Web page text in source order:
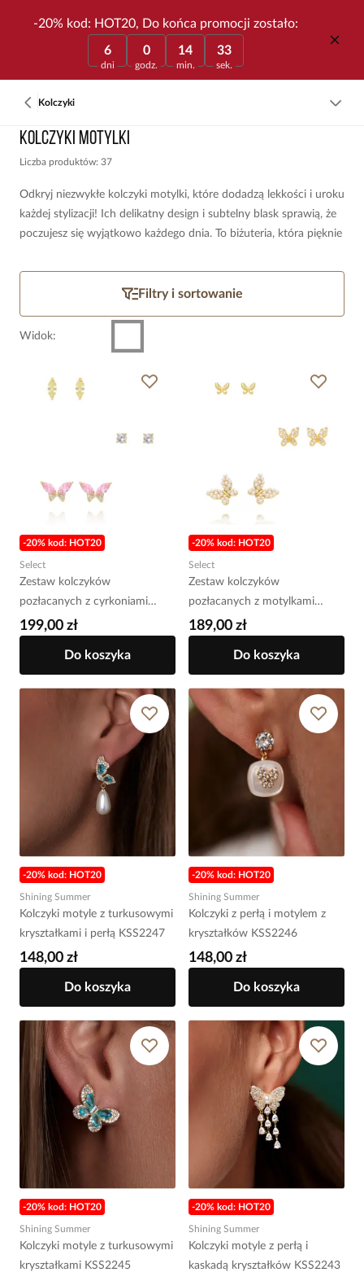
-20% kod: HOT20, Do końca promocji zostało:
6
dni
0
godz.
14
min.
33
sek.
Kolczyki
Kolczyki motylki
Liczba produktów: 37
Odkryj niezwykłe kolczyki motylki, które dodadzą lekkości i uroku
każdej stylizacji! Ich delikatny design i subtelny blask sprawią, że
poczujesz się wyjątkowo każdego dnia. To biżuteria, która pięknie
kolekcję i znajdź model idealny dla siebie.
Filtry i sortowanie
Widok:
-20% kod: HOT20
Select
Zestaw kolczyków
pozłacanych z cyrkoniami
KLT0040
199,00 zł
Do koszyka
-20% kod: HOT20
Select
Zestaw kolczyków
pozłacanych z motylkami
KLT0022
189,00 zł
Do koszyka
-20% kod: HOT20
Shining Summer
Kolczyki motyle z turkusowymi
kryształkami i perłą KSS2247
148,00 zł
Do koszyka
-20% kod: HOT20
Shining Summer
Kolczyki z perłą i motylem z
kryształków KSS2246
148,00 zł
Do koszyka
-20% kod: HOT20
Shining Summer
Kolczyki motyle z turkusowymi
kryształkami KSS2245
-20% kod: HOT20
Shining Summer
Kolczyki motyle z perłą i
kaskadą kryształków KSS2243